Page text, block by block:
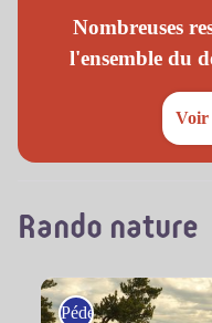
Nombreuses
l'ensemble du
Voir
Rando nature
Pédestre